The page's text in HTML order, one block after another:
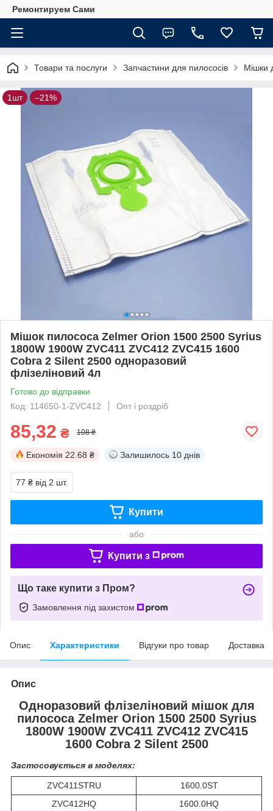
Ремонтируем Сами
Товари та послуги Запчастини для пилососів Мішки
1шт –21%
Мішок пилососа Zelmer Orion 1500 2500 Syrius
1800W 1900W ZVC411 ZVC412 ZVC415 1600
Cobra 2 Silent 2500 одноразовий
флізеліновий 4л
Готово до відправки
Код: 114650-1-ZVC412
Опт і роздріб
85,32 ₴ 108 ₴
Економія 22.68 ₴ Залишилось 10 днів
77 ₴ від 2 шт.
Купити
або
Купити з
Що таке купити з Пром?
Замовлення під захистом
Опис Характеристики Відгуки про товар Доставка
Опис
Одноразовий флізеліновий мішок для
пилососа Zelmer Orion 1500 2500 Syrius
1800W 1900W ZVC411 ZVC412 ZVC415
1600 Cobra 2 Silent 2500
Застосовується в моделях:
ZVC411STRU
1600.0ST
ZVC412HQ
1600.0HQ